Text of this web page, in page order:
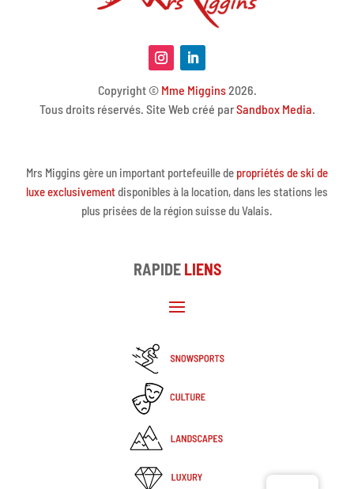
Copyright © Mme Miggins2026.
Tous droits réservés. Site Web créé parSandbox Media.
Mrs Miggins gère un important portefeuille de propriétés de ski de
luxe exclusivementdisponibles à la location, dans les stations les
plus prisées de la région suisse du Valais.
RAPIDE LIENS